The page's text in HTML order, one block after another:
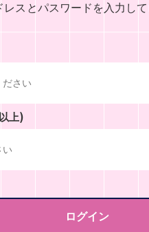
レスとパスワードを入力して
上)
ログイン